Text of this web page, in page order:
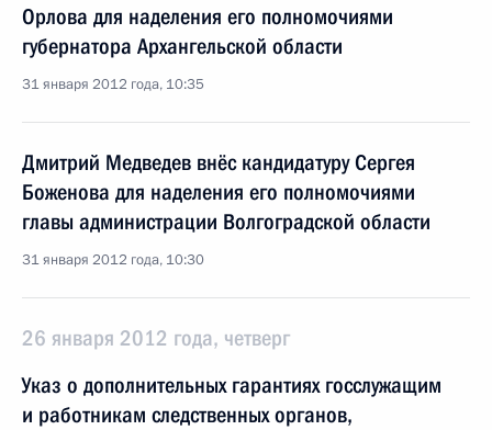
Орлова для наделения его полномочиями
губернатора Архангельской области
31 января 2012 года, 10:35
Дмитрий Медведев внёс кандидатуру Сергея
Боженова для наделения его полномочиями
главы администрации Волгоградской области
31 января 2012 года, 10:30
26 января 2012 года, четверг
Указ о дополнительных гарантиях госслужащим
и работникам следственных органов,